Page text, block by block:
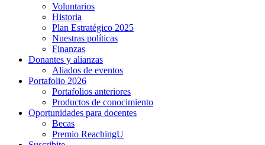
Voluntarios
Historia
Plan Estratégico 2025
Nuestras políticas
Finanzas
Donantes y alianzas
Aliados de eventos
Portafolio 2026
Portafolios anteriores
Productos de conocimiento
Oportunidades para docentes
Becas
Premio ReachingU